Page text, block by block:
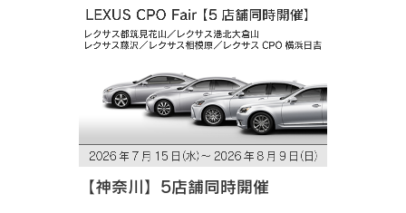
【神奈川】5店舗同時開催